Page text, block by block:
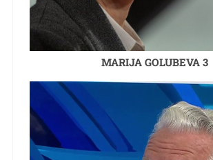
MARIJA GOLUBEVA 3